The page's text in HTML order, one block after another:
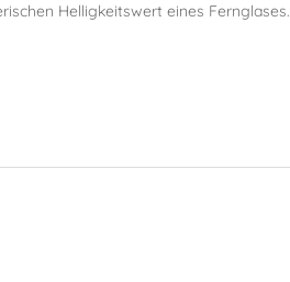
Helligkeitswert eines Fernglases.